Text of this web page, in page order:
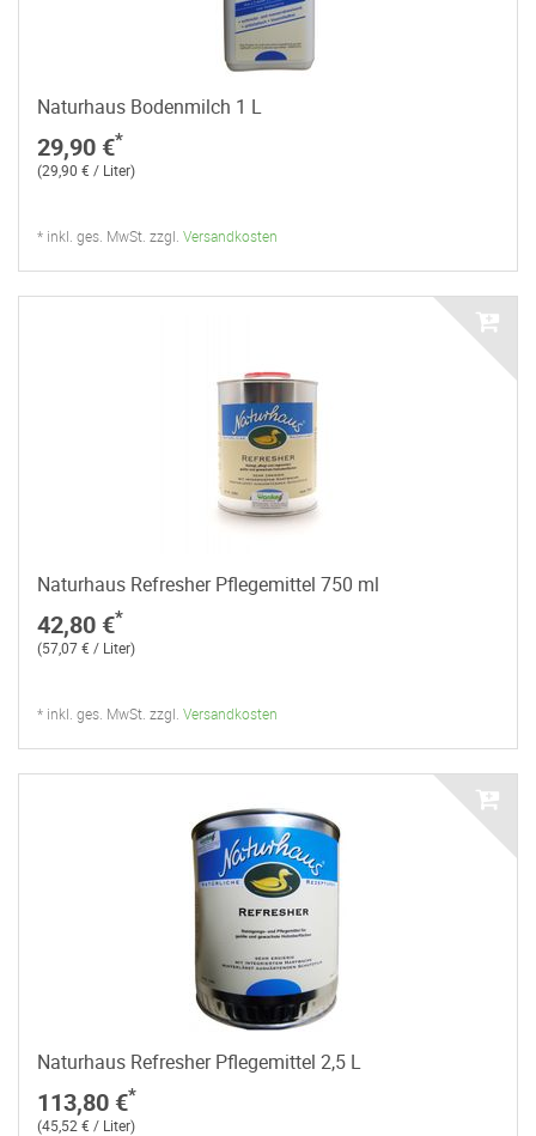
Naturhaus Bodenmilch 1 L
29,90 €*
(29,90 € / Liter)
* inkl. ges. MwSt. zzgl. Versandkosten
Naturhaus Refresher Pflegemittel 750 ml
42,80 €*
(57,07 € / Liter)
* inkl. ges. MwSt. zzgl. Versandkosten
Naturhaus Refresher Pflegemittel 2,5 L
113,80 €*
(45,52 € / Liter)